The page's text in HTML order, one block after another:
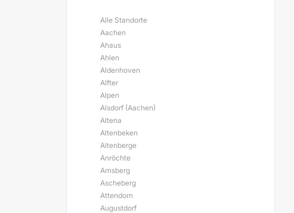
Alle Standorte
Aachen
Ahaus
Ahlen
Aldenhoven
Alfter
Alpen
Alsdorf (Aachen)
Altena
Altenbeken
Altenberge
Anröchte
Arnsberg
Ascheberg
Attendorn
Augustdorf